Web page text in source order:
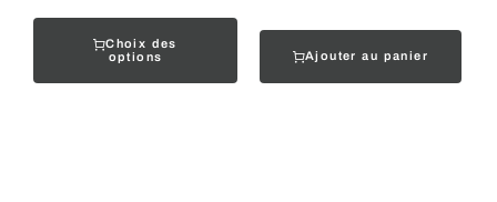
Choix des
options
Ajouter au panier